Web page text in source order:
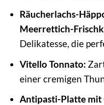
Räucherlachs-
Meerrettich-
Delikatesse, die
Vitello Tonnato:
einer cremigen
Antipasti-Platte mit